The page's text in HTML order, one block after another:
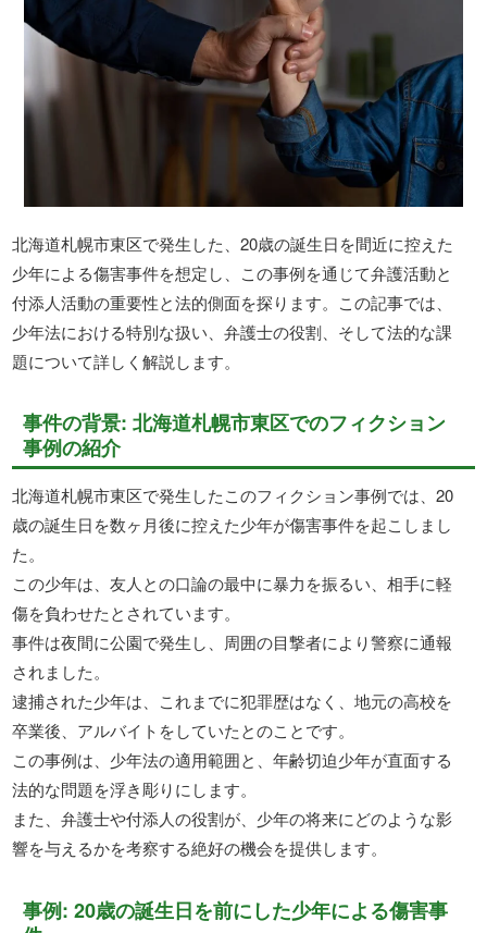
北海道札幌市東区で発生した、20歳の誕生日を間近に控えた
少年による傷害事件を想定し、この事例を通じて弁護活動と
付添人活動の重要性と法的側面を探ります。この記事では、
少年法における特別な扱い、弁護士の役割、そして法的な課
題について詳しく解説します。
事件の背景: 北海道札幌市東区でのフィクション
事例の紹介
北海道札幌市東区で発生したこのフィクション事例では、20
歳の誕生日を数ヶ月後に控えた少年が傷害事件を起こしまし
た。
この少年は、友人との口論の最中に暴力を振るい、相手に軽
傷を負わせたとされています。
事件は夜間に公園で発生し、周囲の目撃者により警察に通報
されました。
逮捕された少年は、これまでに犯罪歴はなく、地元の高校を
卒業後、アルバイトをしていたとのことです。
この事例は、少年法の適用範囲と、年齢切迫少年が直面する
法的な問題を浮き彫りにします。
また、弁護士や付添人の役割が、少年の将来にどのような影
響を与えるかを考察する絶好の機会を提供します。
事例: 20歳の誕生日を前にした少年による傷害事